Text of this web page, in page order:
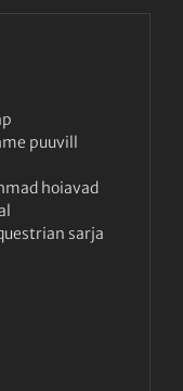
puuvill
hoiavad
sarja